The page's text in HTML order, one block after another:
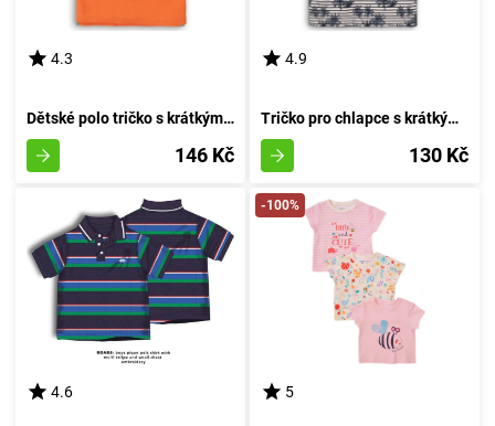
4.3
Dětské polo tričko s krátkým rukávem, Minoti, 1POLO 6, oranžové barvy - velikost 92/98 | pro věk 2-3 let
146 Kč
4.9
Tričko pro chlapce s krátkými rukávy od značky Minoti, kolekce Jaro 4, velikost kluka - 80/86 | 12-18 měsíců
130 Kč
4.6
-100%
5